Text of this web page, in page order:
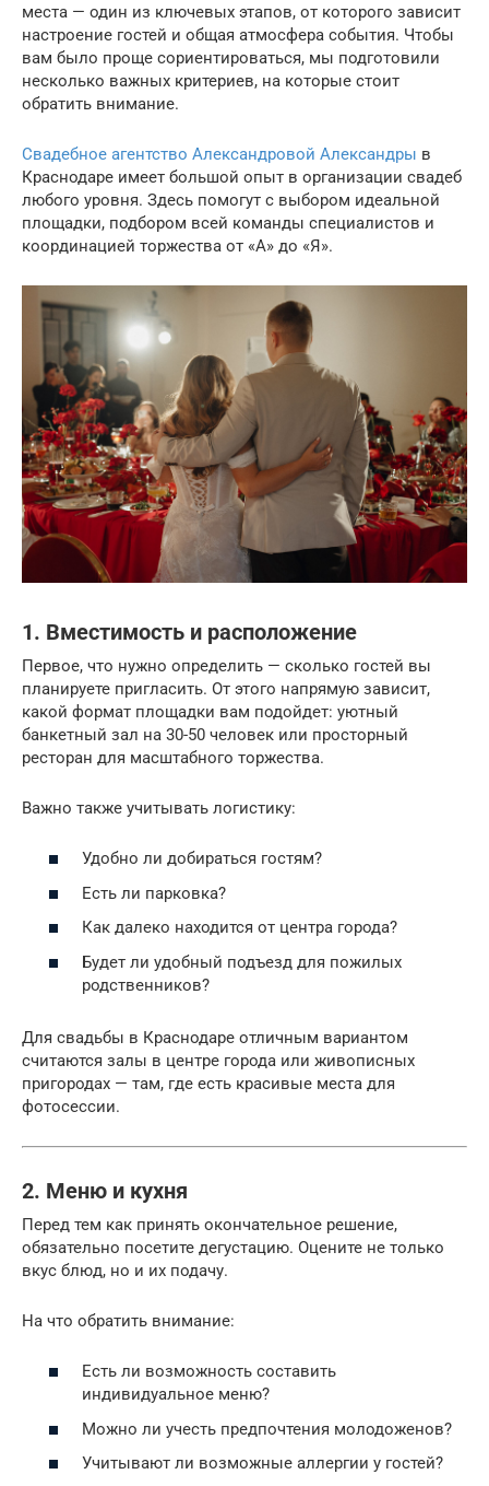
места — один из ключевых этапов, от которого зависит
настроение гостей и общая атмосфера события. Чтобы
вам было проще сориентироваться, мы подготовили
несколько важных критериев, на которые стоит
обратить внимание.
Свадебное агентство Александровой Александры в
Краснодаре имеет большой опыт в организации свадеб
любого уровня. Здесь помогут с выбором идеальной
площадки, подбором всей команды специалистов и
координацией торжества от «А» до «Я».
1. Вместимость и расположение
Первое, что нужно определить — сколько гостей вы
планируете пригласить. От этого напрямую зависит,
какой формат площадки вам подойдет: уютный
банкетный зал на 30-50 человек или просторный
ресторан для масштабного торжества.
Важно также учитывать логистику:
Удобно ли добираться гостям?
Есть ли парковка?
Как далеко находится от центра города?
Будет ли удобный подъезд для пожилых
родственников?
Для свадьбы в Краснодаре отличным вариантом
считаются залы в центре города или живописных
пригородах — там, где есть красивые места для
фотосессии.
2. Меню и кухня
Перед тем как принять окончательное решение,
обязательно посетите дегустацию. Оцените не только
вкус блюд, но и их подачу.
На что обратить внимание:
Есть ли возможность составить
индивидуальное меню?
Можно ли учесть предпочтения молодоженов?
Учитывают ли возможные аллергии у гостей?